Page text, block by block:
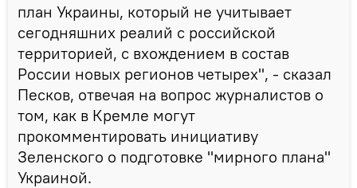
план Украины, который не учитывает
сегодняшних реалий с российской
территорией, с вхождением в состав
России новых регионов четырех", - сказал
Песков, отвечая на вопрос журналистов о
том, как в Кремле могут
прокомментировать инициативу
Зеленского о подготовке "мирного плана"
Украиной.